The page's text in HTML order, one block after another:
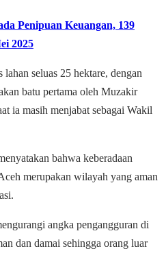
Penipuan Keuangan, 139
2025
seluas 25 hektare, dengan
batu pertama oleh Muzakir
ia masih menjabat sebagai Wakil
bahwa keberadaan
merupakan wilayah yang aman
angka pengangguran di
dan damai sehingga orang luar